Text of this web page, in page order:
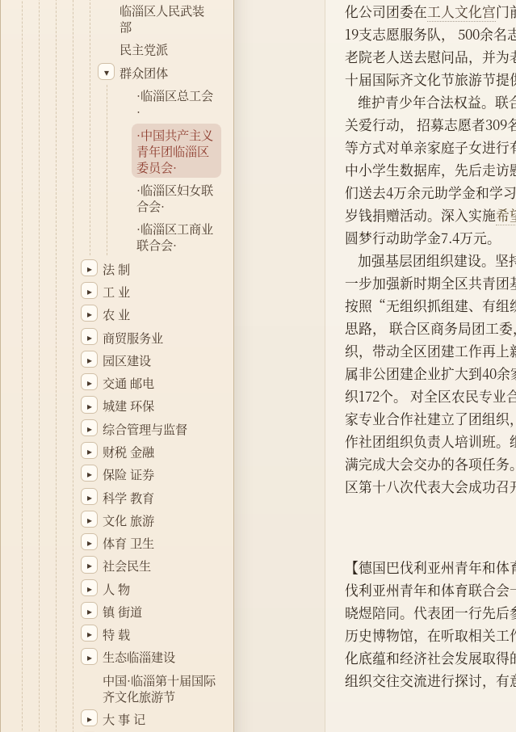
临淄区人民武装
部
民主党派
▾
群众团体
·临淄区总工会
·
·中国共产主义
青年团临淄区
委员会·
·临淄区妇女联
合会·
·临淄区工商业
联合会·
▸ 法 制
▸ 工 业
▸ 农 业
▸ 商贸服务业
▸ 园区建设
▸ 交通 邮电
▸ 城建 环保
▸ 综合管理与监督
▸ 财税 金融
▸ 保险 证券
▸ 科学 教育
▸ 文化 旅游
▸ 体育 卫生
▸ 社会民生
▸ 人 物
▸ 镇 街道
▸ 特 载
▸
生态临淄建设
中国·临淄第十届国际
齐文化旅游节
▸ 大 事 记
化公司团委在工人文化宫门
19支志愿服务队， 500余名
老院老人送去慰问品，并
十届国际齐文化节旅游节提
维护青少年合法权益
关爱行动， 招募志愿者309
等方式对单亲家庭子女进
中小学生数据库，先后走
们送去4万余元助学金和学
岁钱捐赠活动。深入实施希
圆梦行动助学金7.4万元。
加强基层团组织建设。坚
一步加强新时期全区共青
按照“无组织抓组建、有组
思路， 联合区商务局团工
织，带动全区团建工作再
属非公团建企业扩大到40
织172个。 对全区农民专业
家专业合作社建立了团组
作社团组织负责人培训班
满完成大会交办的各项任
区第十八次代表大会成功召
【德国巴伐利亚州青年和
伐利亚州青年和体育联合会
晓煜陪同。代表团一行先后
历史博物馆，在听取相关
化底蕴和经济社会发展取
组织交往交流进行探讨，有